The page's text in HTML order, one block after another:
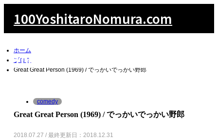
100YoshitaroNomura.com
100YoshitaroNomura.com
ホーム
ブログ
Great Great Person (1969) / でっかいでっかい野郎
comedy
Great Great Person (1969) / でっかいでっかい野郎
2018.07.27 / 最終更新日：2018.12.31